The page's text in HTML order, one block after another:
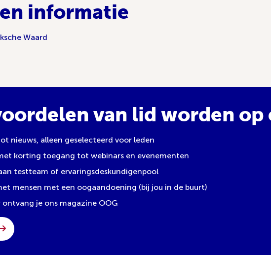
informatie
Waard
van lid worden op
nieuws, alleen geselecteerd voor leden
korting toegang tot webinars en evenementen
testteam of ervaringsdeskundigenpool
mensen met een oogaandoening (bij jou in de buurt)
ontvang je ons magazine OOG